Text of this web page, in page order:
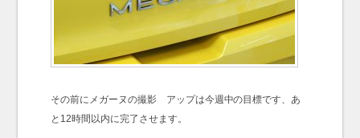
その前にメガーヌの撮影 アップは今週中の目標です、あ
と12時間以内に完了させます。